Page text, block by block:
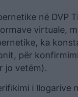
në
virtuale,
ka
për
jo vetëm).
i llogarive